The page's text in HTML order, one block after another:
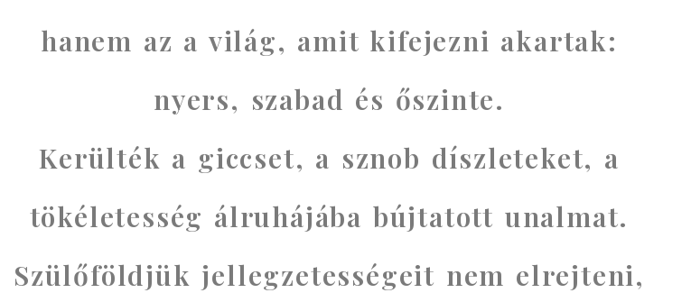
hanem az a világ, amit kifejezni akartak:
nyers, szabad és őszinte.
Kerülték a giccset, a sznob díszleteket, a
tökéletesség álruhájába bújtatott unalmat.
Szülőföldjük jellegzetességeit nem elrejteni,